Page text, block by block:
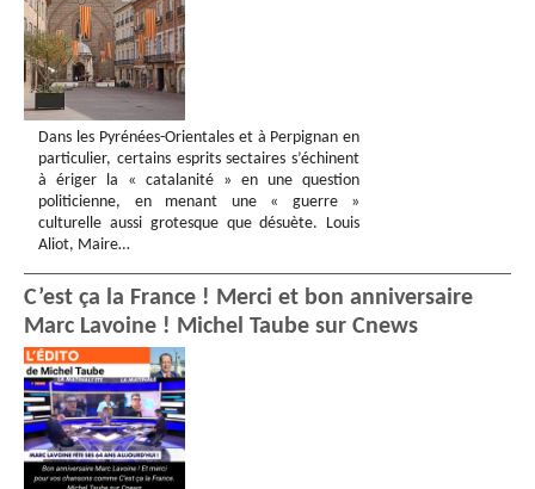
Dans les Pyrénées-Orientales et à Perpignan en
particulier, certains esprits sectaires s’échinent
à ériger la « catalanité » en une question
politicienne, en menant une « guerre »
culturelle aussi grotesque que désuète. Louis
Aliot, Maire…
C’est ça la France ! Merci et bon anniversaire
Marc Lavoine ! Michel Taube sur Cnews